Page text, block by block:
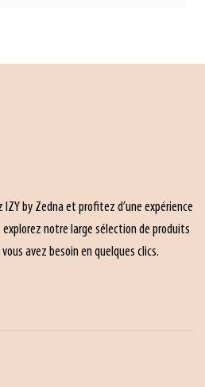
IZY by Zedna et profitez d’une expérience
notre large sélection de produits
avez besoin en quelques clics.